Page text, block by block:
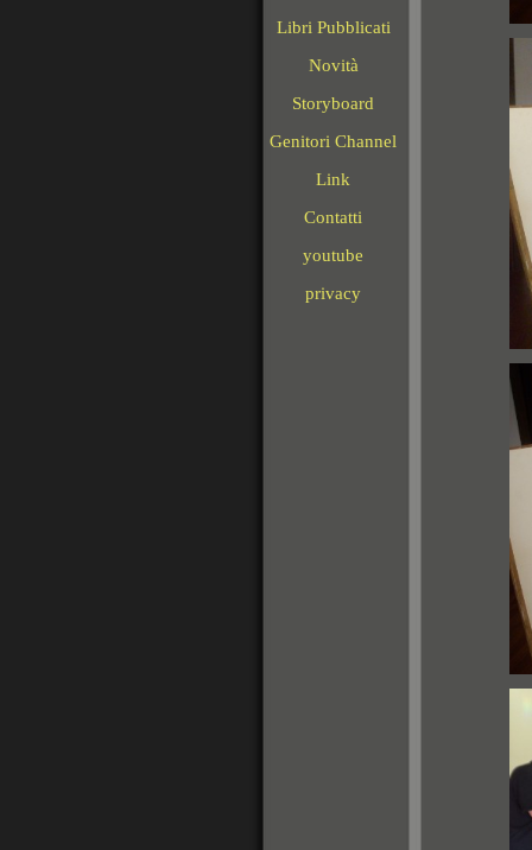
Libri Pubblicati
Novità
Storyboard
Genitori Channel
Link
Contatti
youtube
privacy